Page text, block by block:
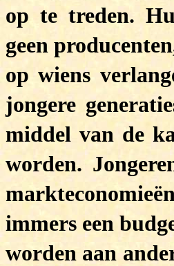
op te treden.
geen
op wiens
jongere
middel van de
worden.
immers een
worden aan